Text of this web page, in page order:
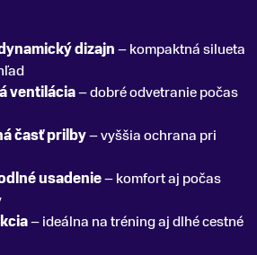
dizajn– kompaktná silueta
ventilácia– dobré odvetranie počas
časť prilby– vyššia ochrana pri
usadenie– komfort aj počas
– ideálna na tréning aj dlhé cestné